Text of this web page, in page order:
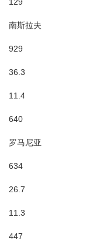
南斯拉夫
929
36.3
11.4
640
罗马尼亚
634
26.7
11.3
447